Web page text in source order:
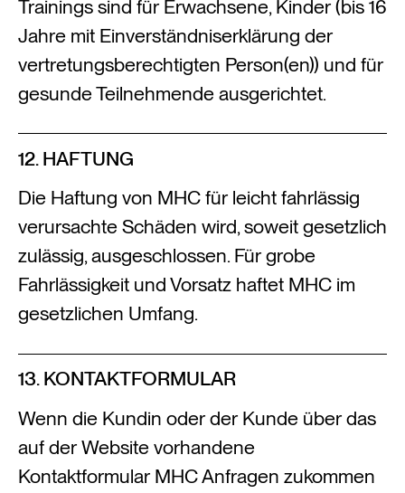
Trainings sind für Erwachsene, Kinder (bis 16
Jahre mit Einverständniserklärung der
vertretungsberechtigten Person(en)) und für
gesunde Teilnehmende ausgerichtet.
12. HAFTUNG
Die Haftung von MHC für leicht fahrlässig
verursachte Schäden wird, soweit gesetzlich
zulässig, ausgeschlossen. Für grobe
Fahrlässigkeit und Vorsatz haftet MHC im
gesetzlichen Umfang.
13. KONTAKTFORMULAR
Wenn die Kundin oder der Kunde über das
auf der Website vorhandene
Kontaktformular MHC Anfragen zukommen